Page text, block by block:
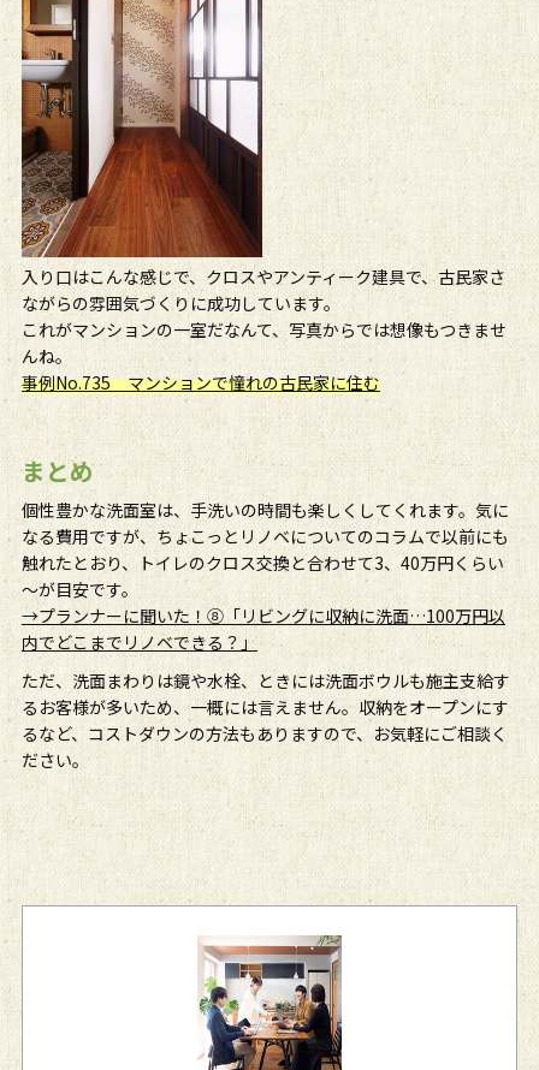
入り口はこんな感じで、クロスやアンティーク建具で、古民家さ
ながらの雰囲気づくりに成功しています。
これがマンションの一室だなんて、写真からでは想像もつきませ
んね。
事例No.735 マンションで憧れの古民家に住む
まとめ
個性豊かな洗面室は、手洗いの時間も楽しくしてくれます。気に
なる費用ですが、ちょこっとリノベについてのコラムで以前にも
触れたとおり、トイレのクロス交換と合わせて3、40万円くらい
～が目安です。
→プランナーに聞いた！⑧「リビングに収納に洗面…100万円以
内でどこまでリノベできる？」
ただ、洗面まわりは鏡や水栓、ときには洗面ボウルも施主支給す
るお客様が多いため、一概には言えません。収納をオープンにす
るなど、コストダウンの方法もありますので、お気軽にご相談く
ださい。